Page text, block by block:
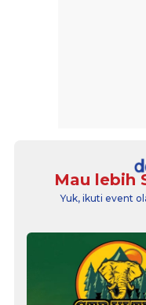
Mau lebih
Yuk, ikuti event